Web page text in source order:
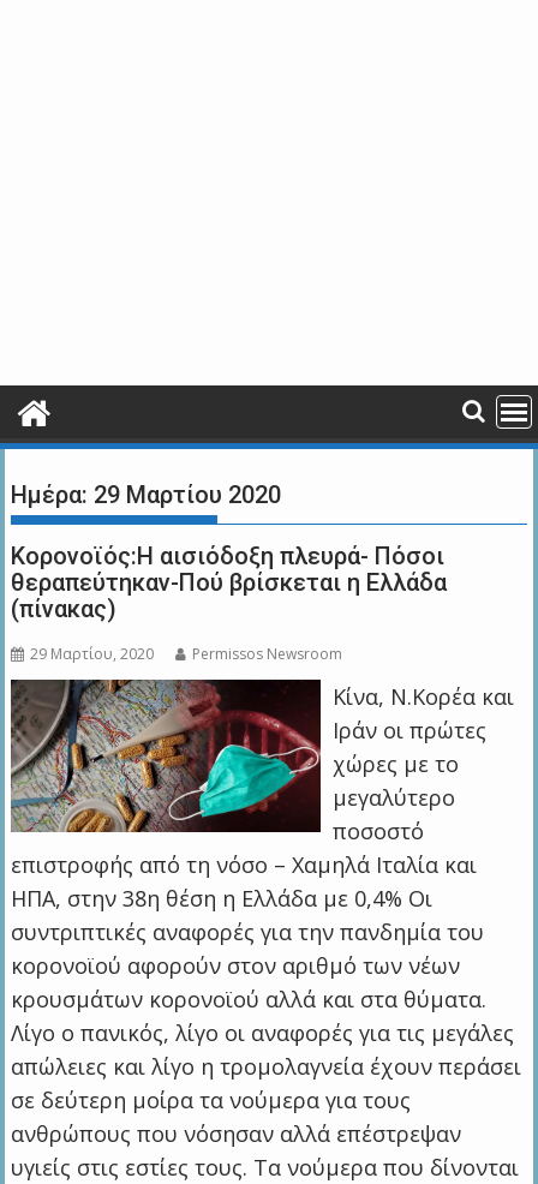
Ημέρα: 29 Μαρτίου 2020
Κορονοϊός:Η αισιόδοξη πλευρά- Πόσοι
θεραπεύτηκαν-Πού βρίσκεται η Ελλάδα
(πίνακας)
29 Μαρτίου, 2020 Permissos Newsroom
Κίνα, Ν.Κορέα και
Ιράν οι πρώτες
χώρες με το
μεγαλύτερο
ποσοστό
επιστροφής από τη νόσο – Χαμηλά Ιταλία και
ΗΠΑ, στην 38η θέση η Ελλάδα με 0,4% Οι
συντριπτικές αναφορές για την πανδημία του
κορονοϊού αφορούν στον αριθμό των νέων
κρουσμάτων κορονοϊού αλλά και στα θύματα.
Λίγο ο πανικός, λίγο οι αναφορές για τις μεγάλες
απώλειες και λίγο η τρομολαγνεία έχουν περάσει
σε δεύτερη μοίρα τα νούμερα για τους
ανθρώπους που νόσησαν αλλά επέστρεψαν
υγιείς στις εστίες τους. Τα νούμερα που δίνονται